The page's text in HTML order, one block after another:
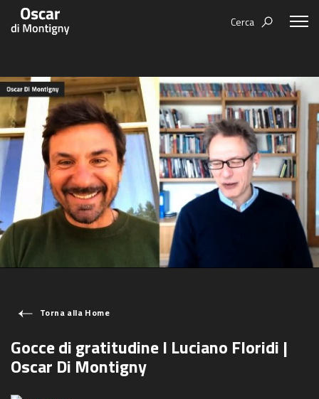
Cerca
Humanovability
Economia Sferica
Centodieci
Nuovi Eroi
Be Your Essence
Futurability
Bio
Books
Events
Video
Torna alla Home
Gocce di gratitudine I Luciano Floridi |
Oscar Di Montigny